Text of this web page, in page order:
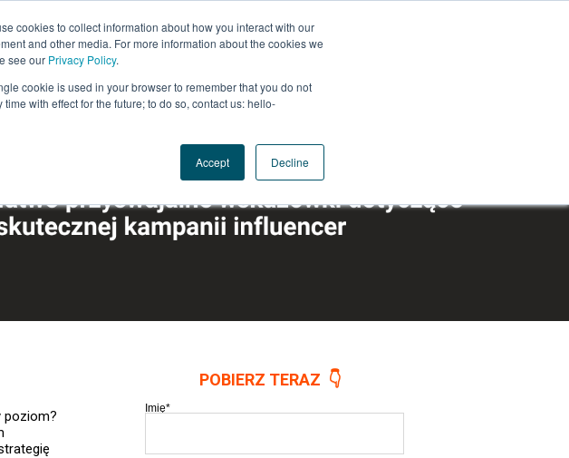
cookies to collect information about how you interact with our
and other media. For more information about the cookies we
see our Privacy Policy.
cookie is used in your browser to remember that you do not
with effect for the future; to do so, contact us: hello-
Accept Decline
poziom?
POBIERZ TERAZ 👇
Imię*